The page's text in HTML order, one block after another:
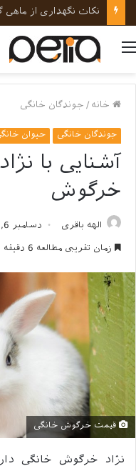
نکات نگهداری از ماهی
منو
خانه / جوندگان خانگی
جوندگان خانگی حیوان
آشنایی با
خرگوش
الهه باقری دسامبر 6, 2020
زمان تقریبی مطالعه 6 دقیقه
قیمت خرگوش خانگی
نژاد خرگوش خانگی